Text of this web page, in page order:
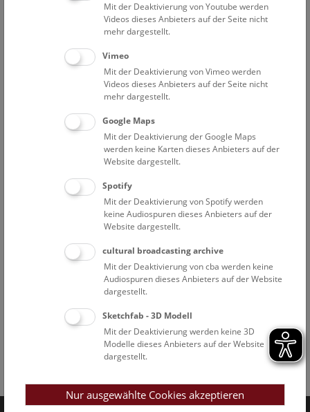
Eine Nacht im Museum
Mit der Deaktivierung von Youtube werden
Videos dieses Anbieters auf der Seite nicht
mehr dargestellt.
Vimeo
Mit der Deaktivierung von Vimeo werden
Videos dieses Anbieters auf der Seite nicht
mehr dargestellt.
Google Maps
Mit der Deaktivierung der Google Maps
werden keine Karten dieses Anbieters auf der
Website dargestellt.
Spotify
Mit der Deaktivierung von Spotify werden
keine Audiospuren dieses Anbieters auf der
Website dargestellt.
cultural broadcasting archive
Mit der Deaktivierung von cba werden keine
Audiospuren dieses Anbieters auf der Website
dargestellt.
Sketchfab - 3D Modell
Mit der Deaktivierung werden keine 3D
Modelle dieses Anbieters auf der Website
dargestellt.
Nur ausgewählte Cookies akzeptieren